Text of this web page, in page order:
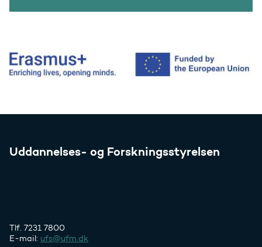
Uddannelses- og Forskningsstyrelsen
Tlf. 7231 7800
E-mail: ufs@ufm.dk